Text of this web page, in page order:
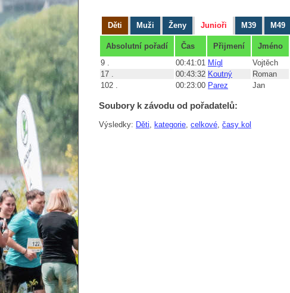
Děti Muži Ženy Junioři M39 M49
Absolutní pořadí Čas Přijmení Jméno
9 .
00:41:01 Mígl Vojtěch
17 .
00:43:32 Koutný Roman
102 .
00:23:00 Parez Jan
Soubory k závodu od pořadatelů:
Výsledky: Děti kategorie celkové časy kol